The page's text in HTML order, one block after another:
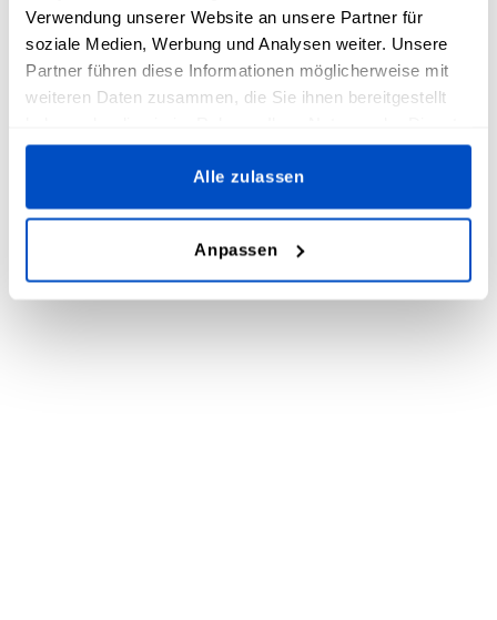
Verwendung unserer Website an unsere Partner für
soziale Medien, Werbung und Analysen weiter. Unsere
Partner führen diese Informationen möglicherweise mit
weiteren Daten zusammen, die Sie ihnen bereitgestellt
gesammelt haben.
Alle zulassen
Anpassen